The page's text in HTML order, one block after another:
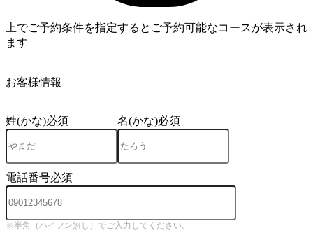
上でご予約条件を指定するとご予約可能なコースが表示され
ます
お客様情報
姓(かな)必須 名(かな)必須
電話番号必須
※半角（ハイフン無し）でご入力してください。